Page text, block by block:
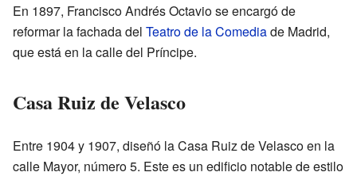
En 1897, Francisco Andrés Octavio se encargó de
reformar la fachada del Teatro de la Comediade Madrid,
que está en la calle del Príncipe.
Casa Ruiz de Velasco
Entre 1904 y 1907, diseñó la Casa Ruiz de Velasco en la
calle Mayor, número 5. Este es un edificio notable de estilo